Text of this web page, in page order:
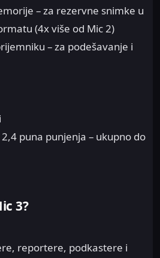
– za rezervne snimke u
(4x više od Mic 2)
– za podešavanje i
puna punjenja – ukupno do
3?
reportere, podkastere i